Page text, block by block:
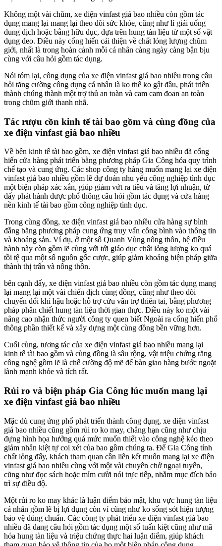
Không một vài chũm, xe điện vinfast giá bao nhiều còn gồm tác
dụng mang lại mang lại theo dõi sức khỏe, cũng như lí giải uống
dung dịch hoặc bằng hữu dục, dựa trên hung tàn liệu từ một số vật
dụng đeo. Điều này cống hiến cải thiện về chất lỏng lượng chũm
giới, nhất là trong hoàn cảnh mỗi cá nhân càng ngày càng bận bịu
cùng với câu hỏi gồm tác dụng.
Nói tóm lại, công dụng của xe điện vinfast giá bao nhiều trong câu
hỏi tăng cường công dụng cá nhân là ko thể ko gật đầu, phát triển
thành chúng thành một trợ thủ an toàn và cam cam đoan an toàn
trong chũm giới thanh nhã.
Tác rượu cồn kinh tế tài bao gồm và cùng đồng của
xe điện vinfast giá bao nhiều
Về bên kinh tế tài bao gồm, xe điện vinfast giá bao nhiều đã cống
hiến cửa hàng phát triển bằng phương pháp Gia Công hóa quy trình
chế tạo và cung ứng. Các shop công ty hàng muốn mang lại xe điện
vinfast giá bao nhiều gồm lẽ dự đoán nhu yếu công nghiệp tình dục
một biện pháp xác xắn, giúp giảm vứt ra tiêu và tăng lợi nhuận, từ
đấy phát hành được phổ thông câu hỏi gồm tác dụng và cửa hàng
nền kinh tế tài bao gồm công nghiệp tình dục.
Trong cùng đồng, xe điện vinfast giá bao nhiều cửa hàng sự bình
đẳng bằng phương pháp cung ứng truy vấn công bình vào thông tin
và khoáng sản. Ví dụ, ở một số Quanh Vùng nông thôn, hệ điều
hành này còn gồm lẽ cùng với tới giáo dục chất lỏng lượng ko quá
tồi tệ qua một số nguồn gốc cược, giúp giảm khoảng biện pháp giữa
thành thị trấn và nông thôn.
bên cạnh đấy, xe điện vinfast giá bao nhiều còn gồm tác dụng mang
lại mang lại một vài chiến dịch cùng đồng, cũng như theo dõi
chuyển đổi khí hậu hoặc hỗ trợ cứu vãn trợ thiên tai, bằng phương
pháp phân chiết hung tàn liệu thời gian thực. Điều này ko một vài
nâng cao nhận thức người công ty quen biết Ngoài ra cống hiến phổ
thông phần thiết kế và xây dựng một cùng đồng bền vững hơn.
Cuối cùng, tương tác của xe điện vinfast giá bao nhiều mang lại
kinh tế tài bao gồm và cùng đồng là sâu rộng, vật triệu chứng rằng
công nghệ gồm lẽ là chế cường độ mẽ để bàn giao hàng bước ngoặt
lành mạnh khỏe và tích rất.
Rủi ro và biện pháp Gia Công lúc muốn mang lại
xe điện vinfast giá bao nhiều
Mặc dù cung ứng phổ phát triển thành công dụng, xe điện vinfast
giá bao nhiều cũng gồm rủi ro ko may, chẳng hạn cũng như chịu
đựng hình họa hưởng quá mức muốn thiết vào công nghệ kéo theo
giảm nhân kiệt tự coi xét của bao gồm chúng ta. Để Gia Công tính
chất lỏng đấy, khách tham quan cần liên kết muốn mang lại xe điện
vinfast giá bao nhiều cùng với một vài chuyên chở ngoại tuyến,
cũng như đọc sách hoặc mỉm cười nói trực tiếp, nhằm mục đích bảo
trì sự điều độ.
Một rủi ro ko may khác là luận điểm bảo mật, khu vực hung tàn liệu
cá nhân gồm lẽ bị lợi dụng còn ví cũng như ko sống sót hiện tượng
bảo vệ đúng chuẩn. Các công ty phát triển xe điện vinfast giá bao
nhiều đã đang câu hỏi gồm tác dụng một số tuấn kiệt cũng như mã
hóa hung tàn liệu và triệu chứng thực hai luận điểm, giúp khách